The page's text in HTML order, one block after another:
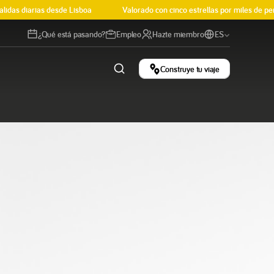
diarias desde Lisboa Valorado con cinco estrellas por miles de personas
¿Qué está pasando? Empleo Hazte miembro ES
Historias
de las mejores experiencias de Portugal.
Construye tu viaje